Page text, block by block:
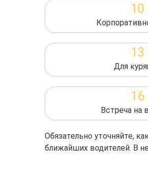
10
13
Для
16
Встреча на
Обязательно уточняйте,
ближайших водителей. В